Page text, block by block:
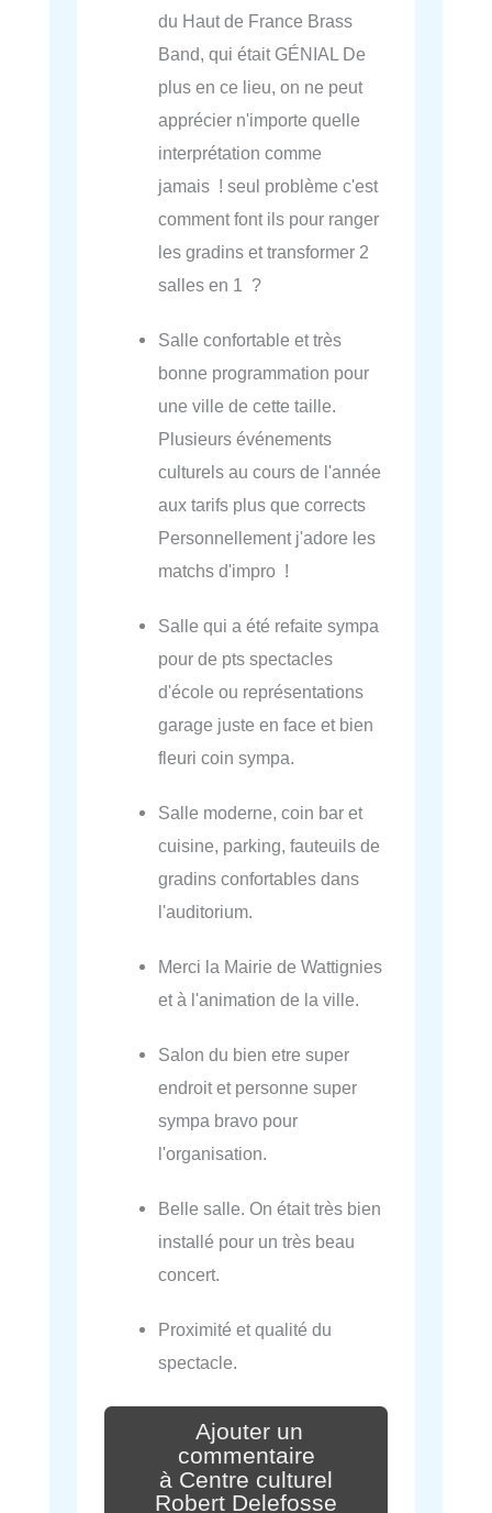
du Haut de France Brass
Band, qui était GÉNIAL De
plus en ce lieu, on ne peut
apprécier n'importe quelle
interprétation comme
jamais ! seul problème c'est
comment font ils pour ranger
les gradins et transformer 2
salles en 1 ?
Salle confortable et très
bonne programmation pour
une ville de cette taille.
Plusieurs événements
culturels au cours de l'année
aux tarifs plus que corrects
Personnellement j'adore les
matchs d'impro !
Salle qui a été refaite sympa
pour de pts spectacles
d'école ou représentations
garage juste en face et bien
fleuri coin sympa.
Salle moderne, coin bar et
cuisine, parking, fauteuils de
gradins confortables dans
l'auditorium.
Merci la Mairie de Wattignies
et à l'animation de la ville.
Salon du bien etre super
endroit et personne super
sympa bravo pour
l'organisation.
Belle salle. On était très bien
installé pour un très beau
concert.
Proximité et qualité du
spectacle.
Ajouter un
commentaire
à Centre culturel
Robert Delefosse